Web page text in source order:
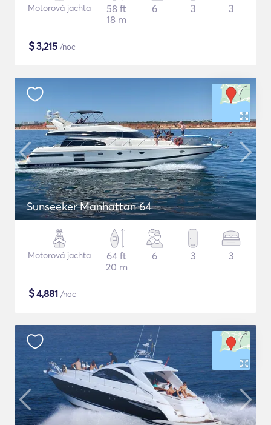
Motorová jachta
58 ft
18 m
6 3 3
$3,215 /noc
Sunseeker Manhattan 64
Motorová jachta
64 ft
20 m
6 3 3
$4,881 /noc